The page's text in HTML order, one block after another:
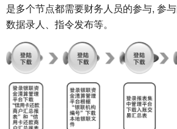
是多个节点都需要财务人员的参与, 参与
数据录人、指令发布等。